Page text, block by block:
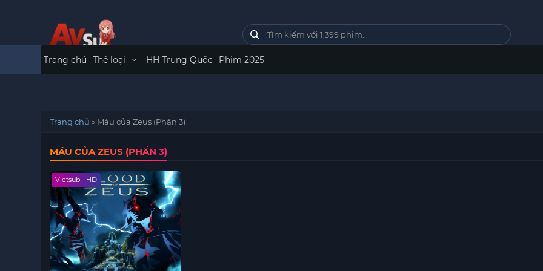
Trang chủ Thể loại HH Trung Quốc Phim 2025
Trang chủ » Máu của Zeus (Phần 3)
MÁU CỦA ZEUS (PHẦN 3)
Vietsub - HD